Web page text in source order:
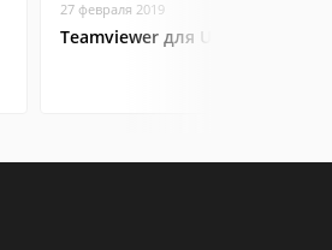
27 февраля 2019
Teamviewer для Ubuntu